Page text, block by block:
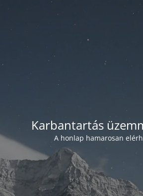
Karbantartás
A honlap hamarosan